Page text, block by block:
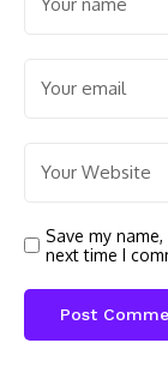
Save my
next time I